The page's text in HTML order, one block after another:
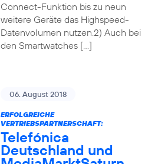
Connect-Funktion bis zu neun
weitere Geräte das Highspeed-
Datenvolumen nutzen.2) Auch bei
den Smartwatches […]
06. August 2018
ERFOLGREICHE
VERTRIEBSPARTNERSCHAFT:
Telefónica
Deutschland und